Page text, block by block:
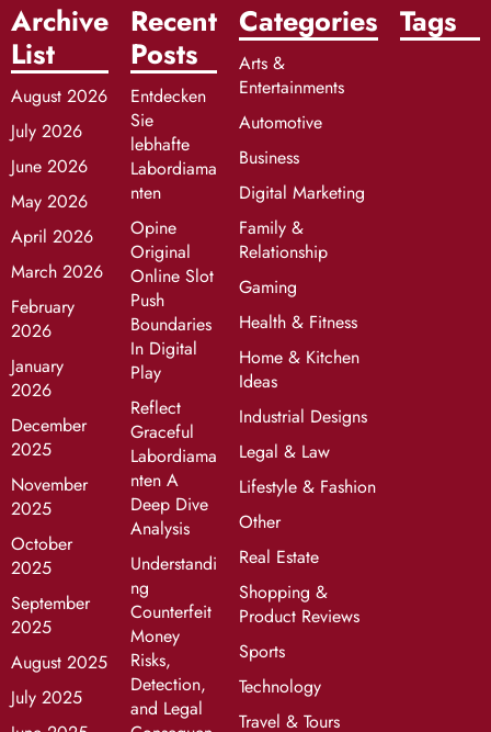
Archive
List
August 2026
July 2026
June 2026
May 2026
April 2026
March 2026
February
2026
January
2026
December
2025
November
2025
October
2025
September
2025
August 2025
July 2025
Recent
Posts
Entdecken
Sie
lebhafte
Labordiama
nten
Opine
Original
Online Slot
Push
Boundaries
In Digital
Play
Reflect
Graceful
Labordiama
nten A
Deep Dive
Analysis
Understandi
ng
Counterfeit
Money
Risks,
Detection,
and Legal
Categories
Arts &
Entertainments
Automotive
Business
Digital Marketing
Family &
Relationship
Gaming
Health & Fitness
Home & Kitchen
Ideas
Industrial Designs
Legal & Law
Lifestyle & Fashion
Other
Real Estate
Shopping &
Product Reviews
Sports
Technology
Travel & Tours
Tags